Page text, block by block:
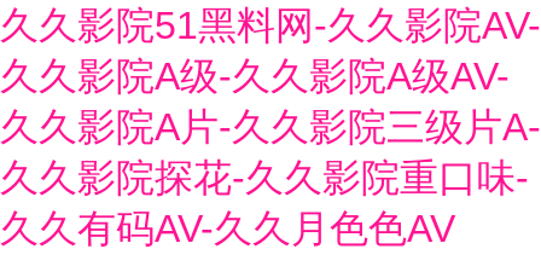
久久影院51黑料网-久久影院AV-
久久影院A级-久久影院A级AV-
久久影院A片-久久影院三级片A-
久久影院探花-久久影院重口味-
久久有码AV-久久月色色AV